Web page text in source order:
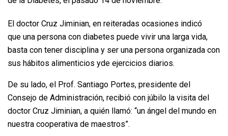
El doctor Cruz Jiminian, en reiteradas ocasiones indicó
que una persona con diabetes puede vivir una larga vida,
basta con tener disciplina y ser una persona organizada con
sus hábitos alimenticios yde ejercicios diarios.
De su lado, el Prof. Santiago Portes, presidente del
Consejo de Administración, recibió con júbilo la visita del
doctor Cruz Jiminian, a quién llamó: “un ángel del mundo en
nuestra cooperativa de maestros”.